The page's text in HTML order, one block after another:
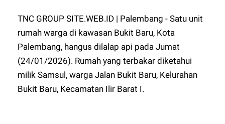
TNC GROUP SITE.WEB.ID | Palembang - Satu unit
rumah warga di kawasan Bukit Baru, Kota
Palembang, hangus dilalap api pada Jumat
(24/01/2026). Rumah yang terbakar diketahui
milik Samsul, warga Jalan Bukit Baru, Kelurahan
Bukit Baru, Kecamatan Ilir Barat I.